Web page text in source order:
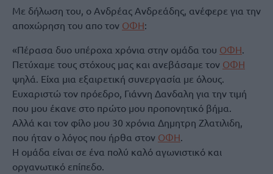
Με δήλωση του, ο Ανδρέας Ανδρεάδης, ανέφερε για την
αποχώρηση του απο τον ΟΦΗ:
«Πέρασα δυο υπέροχα χρόνια στην ομάδα του ΟΦΗ.
Πετύχαμε τους στόχους μας και ανεβάσαμε τον ΟΦΗ
ψηλά. Είχα μια εξαιρετική συνεργασία με όλους.
Ευχαριστώ τον πρόεδρο, Γιάννη Δανδαλη για την τιμή
που μου έκανε στο πρώτο μου προπονητικό βήμα.
Αλλά και τον φίλο μου 30 χρόνια Δημητρη Ζλατιλιδη,
που ήταν ο λόγος που ήρθα στον ΟΦΗ.
Η ομάδα είναι σε ένα πολύ καλό αγωνιστικό και
οργανωτικό επίπεδο.